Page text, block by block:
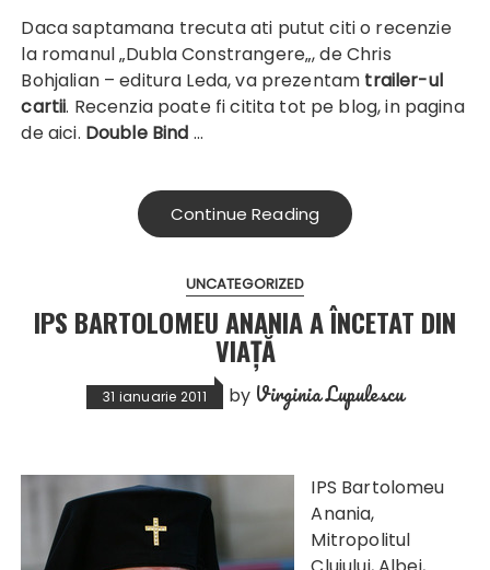
Daca saptamana trecuta ati putut citi o recenzie
la romanul „Dubla Constrangere„, de Chris
Bohjalian –editura Leda, va prezentam trailer-ul
cartii. Recenzia poate fi citita tot pe blog, in pagina
deaici. Double Bind …
Continue Reading
UNCATEGORIZED
IPS BARTOLOMEU ANANIA A ÎNCETAT DIN
VIAŢĂ
31 ianuarie 2011 by Virginia Lupulescu
IPS Bartolomeu
Anania,
Mitropolitul